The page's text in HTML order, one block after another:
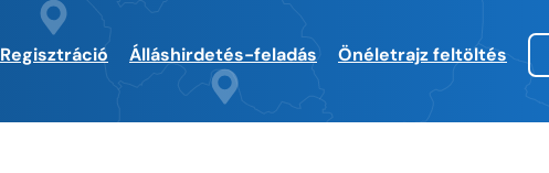
Regisztráció Álláshirdetés-feladás Önéletrajz feltöltés